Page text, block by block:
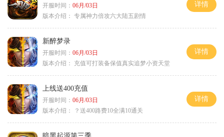
开服时间： 06月/03日
版本介绍： 专属神力倍攻六大陆五剧情
详情
新醉梦录
开服时间： 06月/03日
版本介绍：
充值可打装备保值真实追梦小资天堂
详情
上线送400充值
开服时间： 06月/03日
版本介绍：
？送400路费10全满10通关
详情